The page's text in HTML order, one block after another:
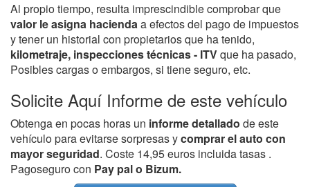
Al propio tiempo, resulta imprescindible comprobar que
valor le asigna haciendaa efectos del pago de impuestos
y tener un historial con propietarios que ha tenido,
kilometraje, inspecciones técnicas - ITVque ha pasado,
Posibles cargas o embargos, si tiene seguro, etc.
Solicite Aquí Informe de este vehículo
Obtenga en pocas horas un informe detallado de este
vehículo para evitarse sorpresas ycomprar el auto con
mayor seguridad. Coste 14,95 euros incluida tasas .
Pagoseguro con Pay pal o Bizum.